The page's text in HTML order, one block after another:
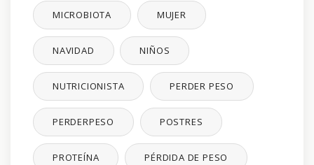
MICROBIOTA MUJER
NAVIDAD NIÑOS
NUTRICIONISTA PERDER PESO
PERDERPESO POSTRES
PROTEÍNA PÉRDIDA DE PESO